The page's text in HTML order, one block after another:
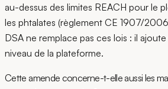
au-dessus des limites REACH pour le
les phtalates (règlement CE 1907/
DSA ne remplace pas ces lois : il
niveau de la plateforme.
Cette amende concerne-t-elle aussi les